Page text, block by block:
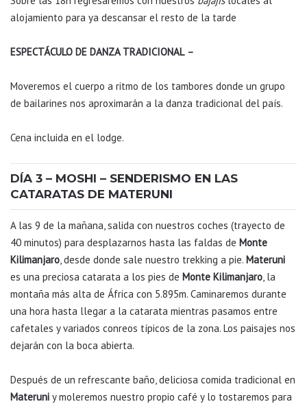
alojamiento para ya descansar el resto de la tarde
ESPECTÁCULO DE DANZA TRADICIONAL –
Moveremos el cuerpo a ritmo de los tambores donde un grupo
de bailarines nos aproximarán a la danza tradicional del país.
Cena incluida en el lodge.
DÍA 3 – MOSHI – SENDERISMO EN LAS
CATARATAS DE MATERUNI
A las 9 de la mañana, salida con nuestros coches (trayecto de
40 minutos) para desplazarnos hasta las faldas de Monte
Kilimanjaro , desde donde sale nuestro trekking a pie. Materuni
es una preciosa catarata a los pies de Monte Kilimanjaro , la
montaña más alta de África con 5.895m. Caminaremos durante
una hora hasta llegar a la catarata mientras pasamos entre
cafetales y variados conreos típicos de la zona. Los paisajes nos
dejarán con la boca abierta.
Después de un refrescante baño, deliciosa comida tradicional en
Materuni y moleremos nuestro propio café y lo tostaremos para